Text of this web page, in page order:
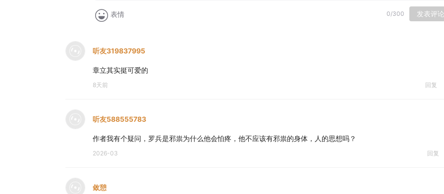
表情 0/300 发表评论
听友319837995
章立其实挺可爱的
8天前 回复
听友588555783
作者我有个疑问，罗兵是邪祟为什么他会怕疼，他不应该有邪祟的身体，人的思想吗？
2026-03 回复
敛憩